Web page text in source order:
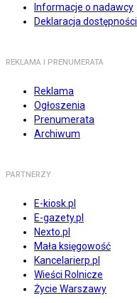
Informacje o nadawcy
Deklaracja dostępności
REKLAMA I PRENUMERATA
Reklama
Ogłoszenia
Prenumerata
Archiwum
PARTNERZY
E-kiosk.pl
E-gazety.pl
Nexto.pl
Mała księgowość
Kancelarierp.pl
Wieści Rolnicze
Życie Warszawy